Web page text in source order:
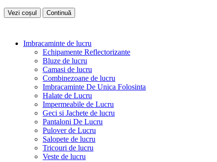
Vezi coșul Continuă
Imbracaminte de lucru
Echipamente Reflectorizante
Bluze de lucru
Camasi de lucru
Combinezoane de lucru
Imbracaminte De Unica Folosinta
Halate de Lucru
Impermeabile de Lucru
Geci si Jachete de lucru
Pantaloni De Lucru
Pulover de Lucru
Salopete de lucru
Tricouri de lucru
Veste de lucru